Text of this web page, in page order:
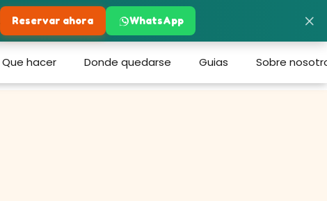
Que hacer Donde quedarse Guias Sobre
×
Reservar ahora WhatsApp